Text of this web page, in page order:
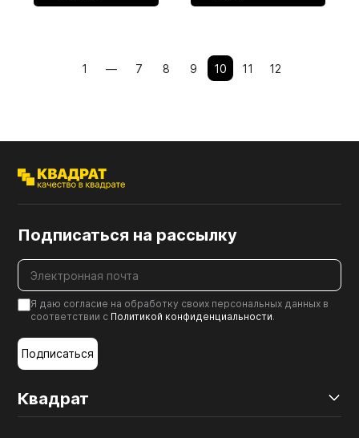
1 — 7 8 9 10 11 12
Квадрат
Подписаться на рассылку
Я даю согласие на обработку своих персональных данных в
соответствии с Политикой конфиденциальности.
Подписаться